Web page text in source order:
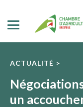
ACTUALITÉ >
un